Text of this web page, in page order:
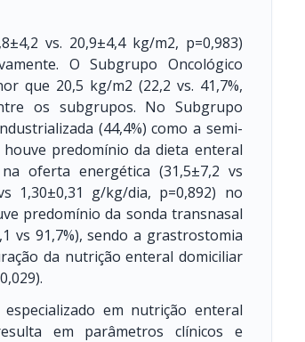
vs. 20,9±4,4 kg/m2, p=0,983)
O Subgrupo Oncológico
que 20,5 kg/m2 (22,2 vs. 41,7%,
os subgrupos. No Subgrupo
(44,4%) como a semi-
predomínio da dieta enteral
oferta energética (31,5±7,2 vs
1,30±0,31 g/kg/dia, p=0,892) no
predomínio da sonda transnasal
vs 91,7%), sendo a grastrostomia
da nutrição enteral domiciliar
em nutrição enteral
em parâmetros clínicos e